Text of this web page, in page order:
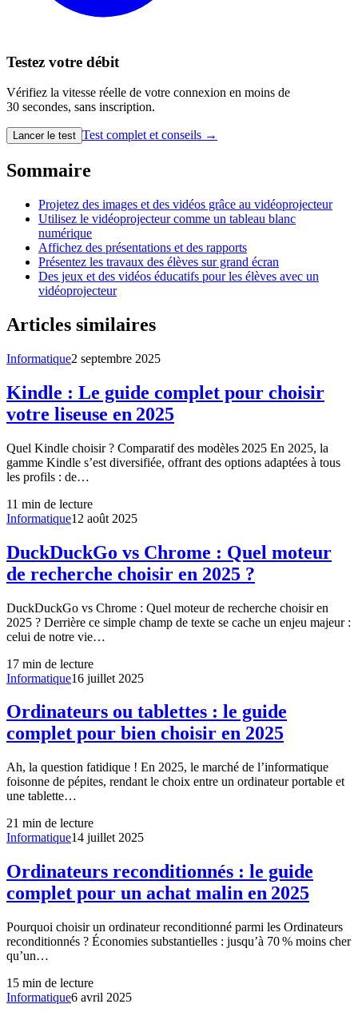
Testez votre débit
Vérifiez la vitesse réelle de votre connexion en moins de
30 secondes, sans inscription.
Lancer le test Test complet et conseils →
Sommaire
Projetez des images et des vidéos grâce au vidéoprojecteur
Utilisez le vidéoprojecteur comme un tableau blanc
numérique
Affichez des présentations et des rapports
Présentez les travaux des élèves sur grand écran
Des jeux et des vidéos éducatifs pour les élèves avec un
vidéoprojecteur
Articles similaires
Informatique2 septembre 2025
Kindle : Le guide complet pour choisir
votre liseuse en 2025
Quel Kindle choisir ? Comparatif des modèles 2025 En 2025, la
gamme Kindle s’est diversifiée, offrant des options adaptées à tous
les profils : de…
11 min de lecture
Informatique12 août 2025
DuckDuckGo vs Chrome : Quel moteur
de recherche choisir en 2025 ?
DuckDuckGo vs Chrome : Quel moteur de recherche choisir en
2025 ? Derrière ce simple champ de texte se cache un enjeu majeur :
celui de notre vie…
17 min de lecture
Informatique16 juillet 2025
Ordinateurs ou tablettes : le guide
complet pour bien choisir en 2025
Ah, la question fatidique ! En 2025, le marché de l’informatique
foisonne de pépites, rendant le choix entre un ordinateur portable et
une tablette…
21 min de lecture
Informatique14 juillet 2025
Ordinateurs reconditionnés : le guide
complet pour un achat malin en 2025
Pourquoi choisir un ordinateur reconditionné parmi les Ordinateurs
reconditionnés ? Économies substantielles : jusqu’à 70 % moins cher
qu’un…
15 min de lecture
Informatique6 avril 2025